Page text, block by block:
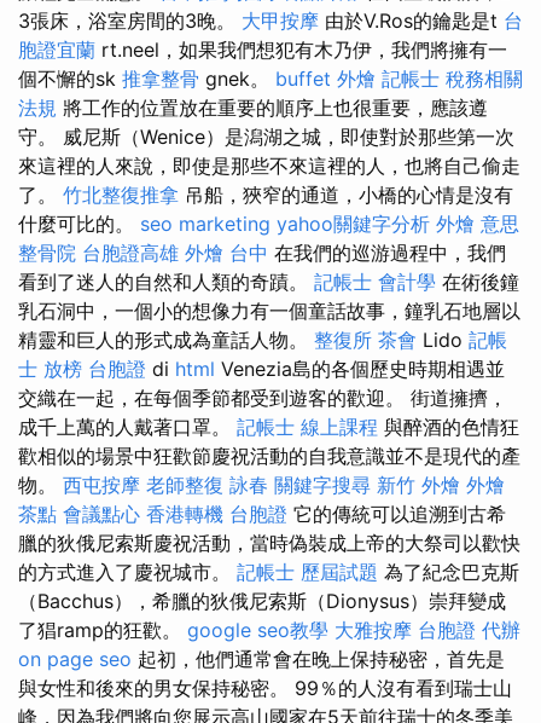
3張床，浴室房間的3晚。 大甲按摩 由於V.Ros的鑰匙是t 台
胞證宜蘭 rt.neel，如果我們想犯有木乃伊，我們將擁有一
個不懈的sk 推拿整骨 gnek。 buffet 外燴 記帳士 稅務相關
法規 將工作的位置放在重要的順序上也很重要，應該遵
守。 威尼斯（Wenice）是潟湖之城，即使對於那些第一次
來這裡的人來說，即使是那些不來這裡的人，也將自己偷走
了。 竹北整復推拿 吊船，狹窄的通道，小橋的心情是沒有
什麼可比的。 seo marketing yahoo關鍵字分析 外燴 意思
整骨院 台胞證高雄 外燴 台中 在我們的巡游過程中，我們
看到了迷人的自然和人類的奇蹟。 記帳士 會計學 在術後鐘
乳石洞中，一個小的想像力有一個童話故事，鐘乳石地層以
精靈和巨人的形式成為童話人物。 整復所 茶會 Lido 記帳
士 放榜 台胞證 di html Venezia島的各個歷史時期相遇並
交織在一起，在每個季節都受到遊客的歡迎。 街道擁擠，
成千上萬的人戴著口罩。 記帳士 線上課程 與醉酒的色情狂
歡相似的場景中狂歡節慶祝活動的自我意識並不是現代的產
物。 西屯按摩 老師整復 詠春 關鍵字搜尋 新竹 外燴 外燴
茶點 會議點心 香港轉機 台胞證 它的傳統可以追溯到古希
臘的狄俄尼索斯慶祝活動，當時偽裝成上帝的大祭司以歡快
的方式進入了慶祝城市。 記帳士 歷屆試題 為了紀念巴克斯
（Bacchus），希臘的狄俄尼索斯（Dionysus）崇拜變成
了猖ramp的狂歡。 google seo教學 大雅按摩 台胞證 代辦
on page seo 起初，他們通常會在晚上保持秘密，首先是
與女性和後來的男女保持秘密。 99％的人沒有看到瑞士山
峰，因為我們將向您展示高山國家在5天前往瑞士的冬季美